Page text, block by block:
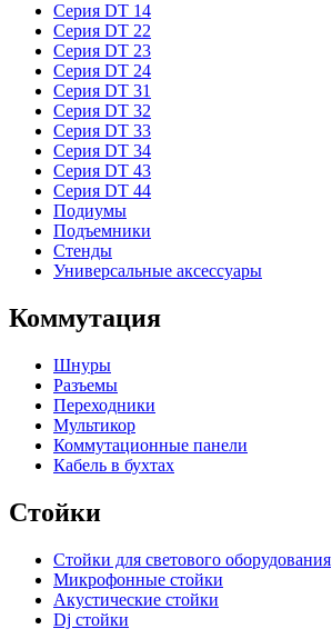
Серия DT 14
Серия DT 22
Серия DT 23
Серия DT 24
Серия DT 31
Серия DT 32
Серия DT 33
Серия DT 34
Серия DT 43
Серия DT 44
Подиумы
Подъемники
Стенды
Универсальные аксессуары
Коммутация
Шнуры
Разъемы
Переходники
Мультикор
Коммутационные панели
Кабель в бухтах
Стойки
Стойки для светового оборудования
Микрофонные стойки
Акустические стойки
Dj стойки